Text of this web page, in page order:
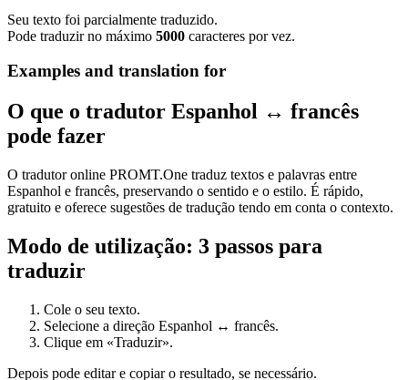
Seu texto foi parcialmente traduzido.
Pode traduzir no máximo 5000 caracteres por vez.
Examples and translation for
O que o tradutor Espanhol ↔ francês
pode fazer
O tradutor online PROMT.One traduz textos e palavras entre
Espanhol e francês, preservando o sentido e o estilo. É rápido,
gratuito e oferece sugestões de tradução tendo em conta o contexto.
Modo de utilização: 3 passos para
traduzir
Cole o seu texto.
Selecione a direção Espanhol ↔ francês.
Clique em «Traduzir».
Depois pode editar e copiar o resultado, se necessário.